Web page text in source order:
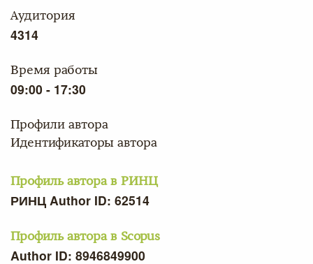
Аудитория
4314
Время работы
09:00 - 17:30
Профили автора
Идентификаторы автора
Профиль автора в РИНЦ
РИНЦ Author ID: 62514
Профиль автора в Scopus
Author ID: 8946849900